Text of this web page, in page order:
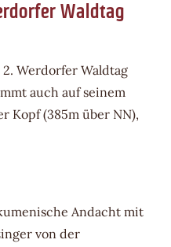
Waldtag
Werdorfer Waldtag
auch auf seinem
Kopf (385m über NN),
Andacht mit
von der